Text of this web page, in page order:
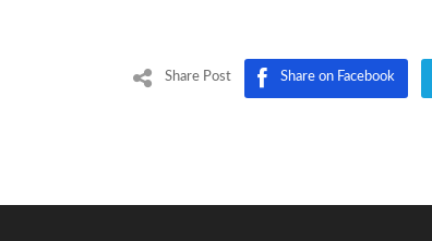
Share Post Share on Facebook